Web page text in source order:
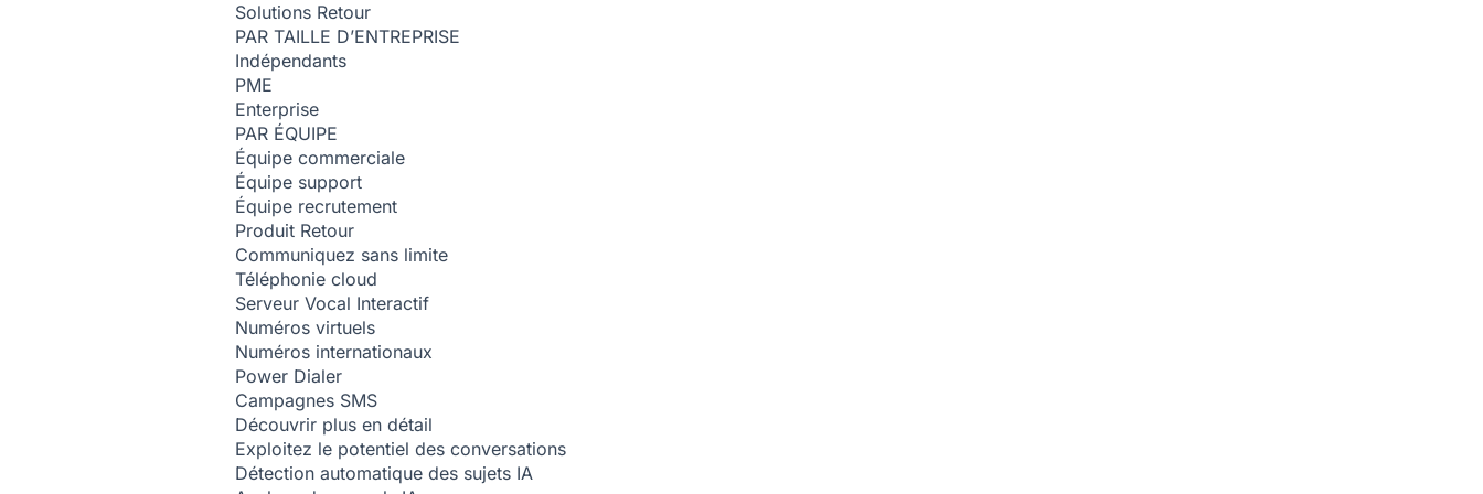
Solutions Retour
PAR TAILLE D’ENTREPRISE
Indépendants
PME
Enterprise
PAR ÉQUIPE
Équipe commerciale
Équipe support
Équipe recrutement
Produit Retour
Communiquez sans limite
Téléphonie cloud
Serveur Vocal Interactif
Numéros virtuels
Numéros internationaux
Power Dialer
Campagnes SMS
Découvrir plus en détail
Exploitez le potentiel des conversations
Détection automatique des sujets IA